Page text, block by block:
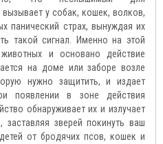
вызывает у собак, кошек, волков,
панический страх, вынуждая их
такой сигнал. Именно на этой
и основано действие
на доме или заборе возле
нужно защитить, и издает
появлении в зоне действия
обнаруживает их и излучает
зверей покинуть ваш
от бродячих псов, кошек и